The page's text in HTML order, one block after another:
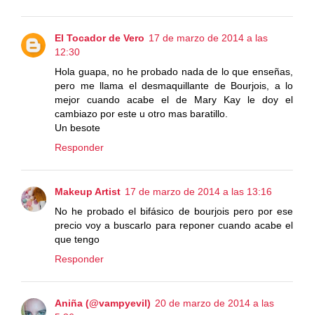
El Tocador de Vero 17 de marzo de 2014 a las
12:30
Hola guapa, no he probado nada de lo que enseñas,
pero me llama el desmaquillante de Bourjois, a lo
mejor cuando acabe el de Mary Kay le doy el
cambiazo por este u otro mas baratillo.
Un besote
Responder
Makeup Artist 17 de marzo de 2014 a las 13:16
No he probado el bifásico de bourjois pero por ese
precio voy a buscarlo para reponer cuando acabe el
que tengo
Responder
Aniña (@vampyevil) 20 de marzo de 2014 a las